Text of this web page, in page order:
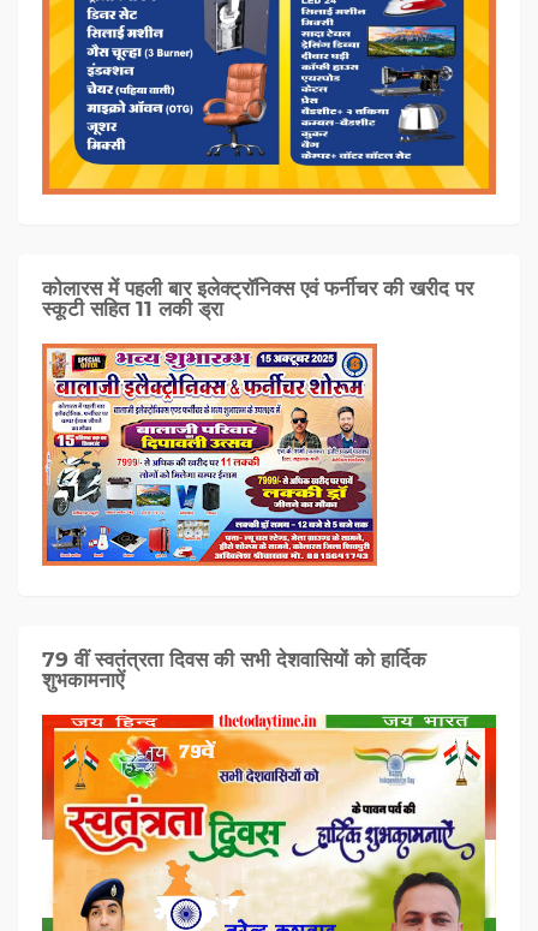
कोलारस में पहली बार इलेक्ट्रॉनिक्स एवं फर्नीचर की खरीद पर
स्कूटी सहित 11 लकी ड्रा
79 वीं स्वतंत्रता दिवस की सभी देशवासियों को हार्दिक
शुभकामनाऐं